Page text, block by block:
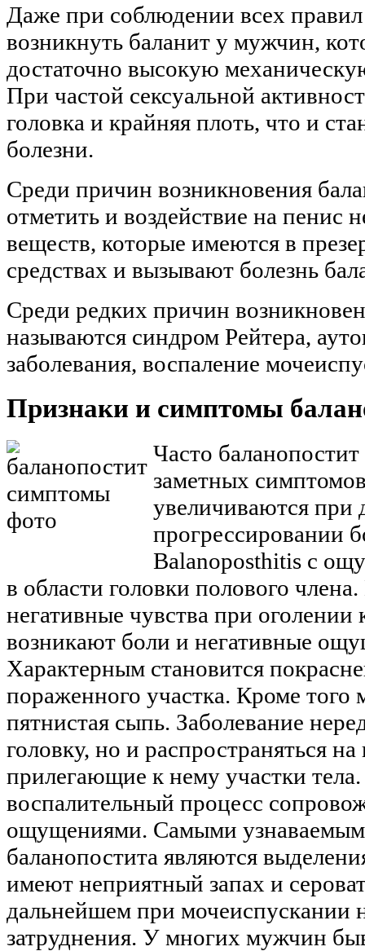
Даже при соблюдении всех
возникнуть баланит у мужчин,
достаточно высокую
При частой сексуальной
головка и крайняя плоть, что и
болезни.
Среди причин возникновения
отметить и воздействие на пенис
веществ, которые имеются в
средствах и вызывают болезнь
Среди редких причин
называются синдром Рейтера,
заболевания, воспаление
Признаки и симптомы
Часто баланопостит
заметных
увеличиваются при
прогрессировании
Balanoposthitis с
в области головки полового
негативные чувства при оголении
возникают боли и негативные
Характерным становится
пораженного участка. Кроме того
пятнистая сыпь. Заболевание
головку, но и распространяться
прилегающие к нему участки
воспалительный процесс
ощущениями. Самыми
баланопостита являются
имеют неприятный запах и
дальнейшем при мочеиспускании
затруднения. У многих мужчин